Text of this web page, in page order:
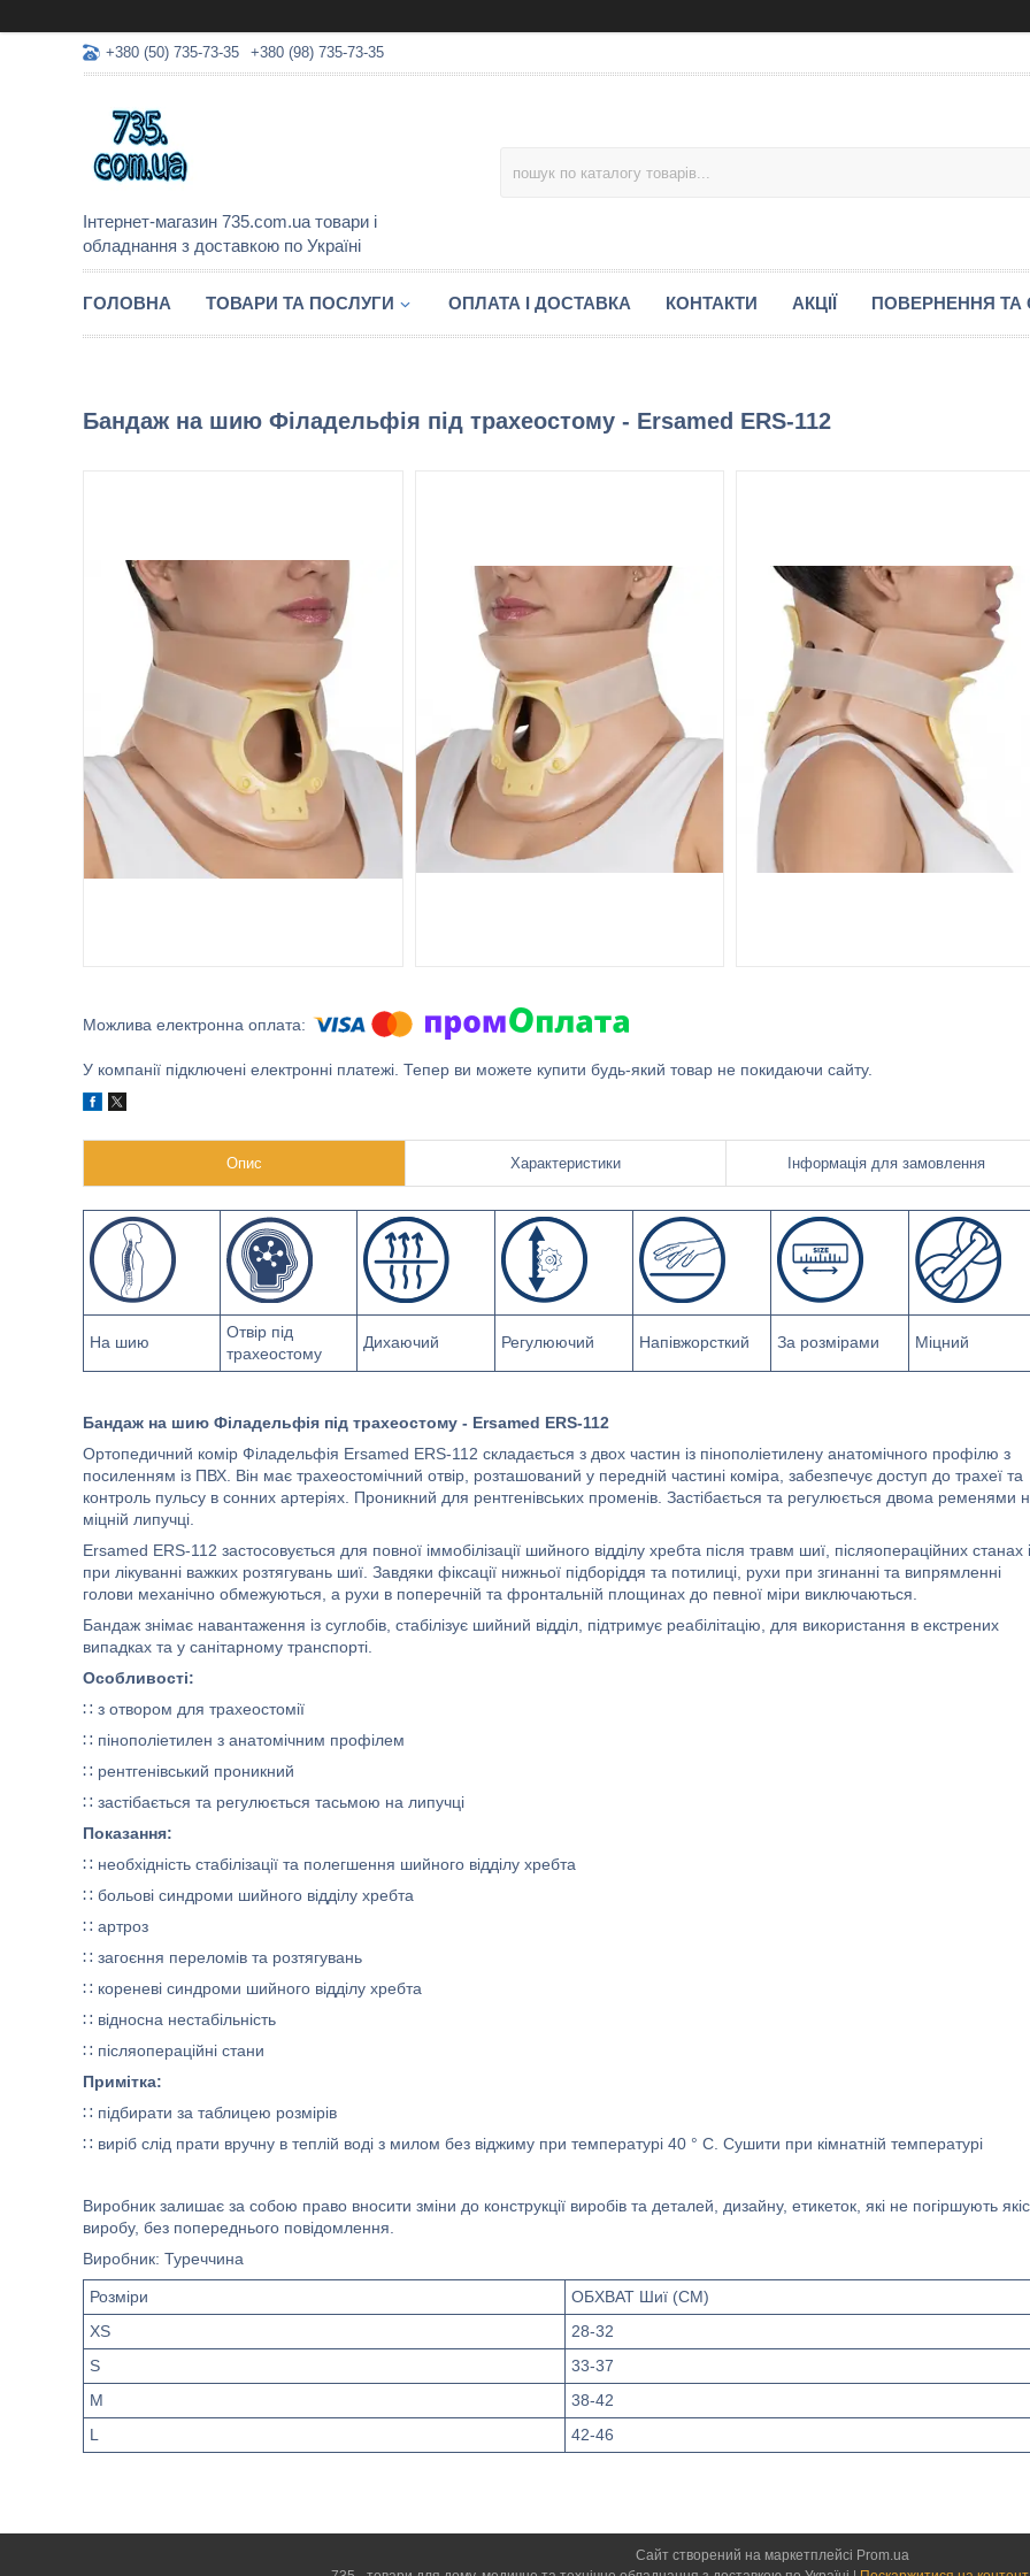
+380 (50) 735-73-35 +380 (98) 735-73-35
Інтернет-магазин 735.com.ua товари і
обладнання з доставкою по Україні
ГОЛОВНА ТОВАРИ ТА ПОСЛУГИ ОПЛАТА І ДОСТАВКА КОНТАКТИ АКЦІЇ ПОВЕРНЕННЯ ТА
Бандаж на шию Філадельфія під трахеостому - Ersamed ERS-112
У компанії підключені електронні платежі. Тепер ви можете купити будь-який товар не покидаючи сайту.
Опис Характеристики Інформація для замовлення
На шию
Отвір під
трахеостому
Дихаючий Регулюючий Напівжорсткий За розмірами Міцний
Бандаж на шию Філадельфія під трахеостому - Ersamed ERS-112
Ортопедичний комір Філадельфія Ersamed ERS-112 складається з двох частин із пінополіетилену анатомічного профілю з
посиленням із ПВХ. Він має трахеостомічний отвір, розташований у передній частині коміра, забезпечує доступ до трахеї та
контроль пульсу в сонних артеріях. Проникний для рентгенівських променів. Застібається та регулюється двома ременями
міцній липучці.
Ersamed ERS-112 застосовується для повної іммобілізації шийного відділу хребта після травм шиї, післяопераційних станах і
при лікуванні важких розтягувань шиї. Завдяки фіксації нижньої підборіддя та потилиці, рухи при згинанні та випрямленні
голови механічно обмежуються, а рухи в поперечній та фронтальній площинах до певної міри виключаються.
Бандаж знімає навантаження із суглобів, стабілізує шийний відділ, підтримує реабілітацію, для використання в екстрених
випадках та у санітарному транспорті.
Особливості:
∷ з отвором для трахеостомії
∷ пінополіетилен з анатомічним профілем
∷ рентгенівський проникний
∷ застібається та регулюється тасьмою на липучці
Показання:
∷ необхідність стабілізації та полегшення шийного відділу хребта
∷ больові синдроми шийного відділу хребта
∷ артроз
∷ загоєння переломів та розтягувань
∷ кореневі синдроми шийного відділу хребта
∷ відносна нестабільність
∷ післяопераційні стани
Примітка:
∷ підбирати за таблицею розмірів
∷ виріб слід прати вручну в теплій воді з милом без віджиму при температурі 40 ° C. Сушити при кімнатній температурі
Виробник залишає за собою право вносити зміни до конструкції виробів та деталей, дизайну, етикеток, які не погіршують
виробу, без попереднього повідомлення.
Виробник: Туреччина
Розміри
ОБХВАТ Шиї (CM)
XS
28-32
S
33-37
M
38-42
L
42-46
Сайт створений на маркетплейсі Prom.ua